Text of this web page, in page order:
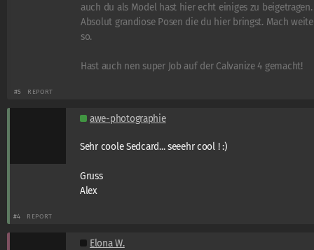
auch du als Model hast hier echt einiges zu beigetragen.
Absolut grandiose Posen die du hier bringst. Mach
so.
Hast auch nen super Job auf der Calvanize 4 gemacht!
#5 REPORT
awe-photographie
Sehr coole Sedcard... seeehr cool ! :)
Gruss
Alex
#4 REPORT
Elona W.